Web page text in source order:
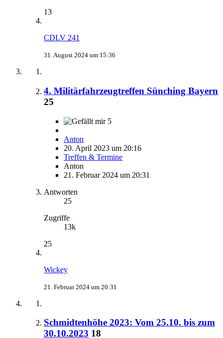
13
CDLV 241
31. August 2024 um 15:36
4. Militärfahrzeugtreffen Sünching Bayern
25
5
Anton
20. April 2023 um 20:16
Treffen & Termine
Anton
21. Februar 2024 um 20:31
Antworten
25
Zugriffe
13k
25
Wickey
21. Februar 2024 um 20:31
Schmidtenhöhe 2023: Vom 25.10. bis zum
30.10.2023 18